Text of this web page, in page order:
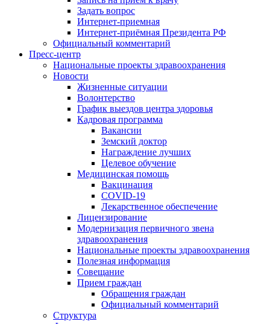
Задать вопрос
Интернет-приемная
Интернет-приёмная Президента РФ
Официальный комментарий
Пресс-центр
Национальные проекты здравоохранения
Новости
Жизненные ситуации
Волонтерство
График выездов центра здоровья
Кадровая программа
Вакансии
Земский доктор
Награждение лучших
Целевое обучение
Медицинская помощь
Вакцинация
COVID-19
Лекарственное обеспечение
Лицензирование
Модернизация первичного звена
здравоохранения
Национальные проекты здравоохранения
Полезная информация
Совещание
Прием граждан
Обращения граждан
Официальный комментарий
Структура